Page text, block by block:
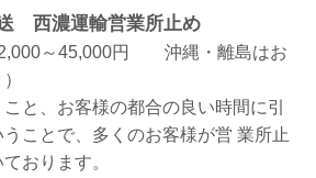
西濃運輸営業所止め
～45,000円 沖縄・離島はお
と、お客様の都合の良い時間に引
ことで、多くのお客様が営 業所止
おります。